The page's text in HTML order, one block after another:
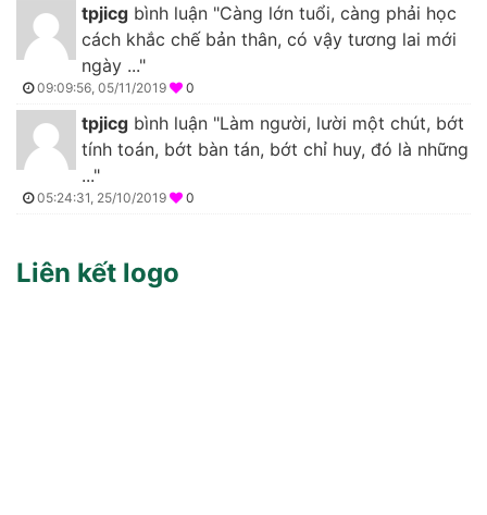
tpjicg bình luận "Càng lớn tuổi, càng phải học
cách khắc chế bản thân, có vậy tương lai mới
ngày ..."
09:09:56, 05/11/2019 0
tpjicg bình luận "Làm người, lười một chút, bớt
tính toán, bớt bàn tán, bớt chỉ huy, đó là những
..."
05:24:31, 25/10/2019 0
Liên kết logo